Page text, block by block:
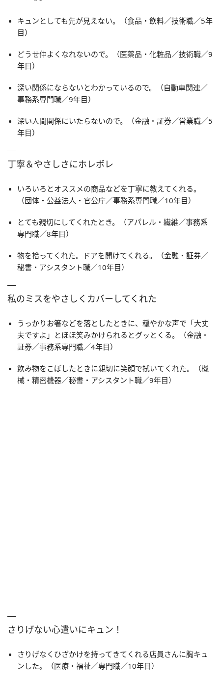
キュンとしても先が見えない。（食品・飲料／技術職／5年
目）
どうせ仲よくなれないので。（医薬品・化粧品／技術職／9
年目）
深い関係にならないとわかっているので。（自動車関連／
事務系専門職／9年目）
深い人間関係にいたらないので。（金融・証券／営業職／5
年目）
丁寧＆やさしさにホレボレ
いろいろとオススメの商品などを丁寧に教えてくれる。
（団体・公益法人・官公庁／事務系専門職／10年目）
とても親切にしてくれたとき。（アパレル・繊維／事務系
専門職／8年目）
物を拾ってくれた。ドアを開けてくれる。（金融・証券／
秘書・アシスタント職／10年目）
私のミスをやさしくカバーしてくれた
うっかりお箸などを落としたときに、穏やかな声で「大丈
夫ですよ」とほほ笑みかけられるとグッとくる。（金融・
証券／事務系専門職／4年目）
飲み物をこぼしたときに親切に笑顔で拭いてくれた。（機
械・精密機器／秘書・アシスタント職／9年目）
さりげない心遣いにキュン！
さりげなくひざかけを持ってきてくれる店員さんに胸キュ
ンした。（医療・福祉／専門職／10年目）